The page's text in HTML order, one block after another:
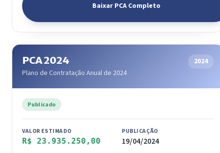
Baixar PCA Completo
PCA 2024
Plano de Contratação Anual de 2024
2024
Publicado
VALOR ESTIMADO
R$ 23.935.250,00
PUBLICAÇÃO
19/04/2024